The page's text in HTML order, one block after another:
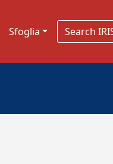
Sfoglia